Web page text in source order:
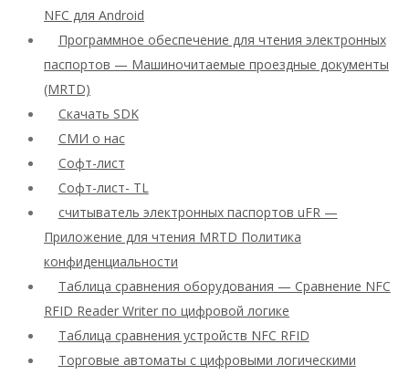
NFC для Android
Программное обеспечение для чтения электронных
паспортов — Машиночитаемые проездные документы
(MRTD)
Скачать SDK
СМИ о нас
Софт-лист
Софт-лист- TL
считыватель электронных паспортов uFR —
Приложение для чтения MRTD Политика
конфиденциальности
Таблица сравнения оборудования — Сравнение NFC
RFID Reader Writer по цифровой логике
Таблица сравнения устройств NFC RFID
Торговые автоматы с цифровыми логическими